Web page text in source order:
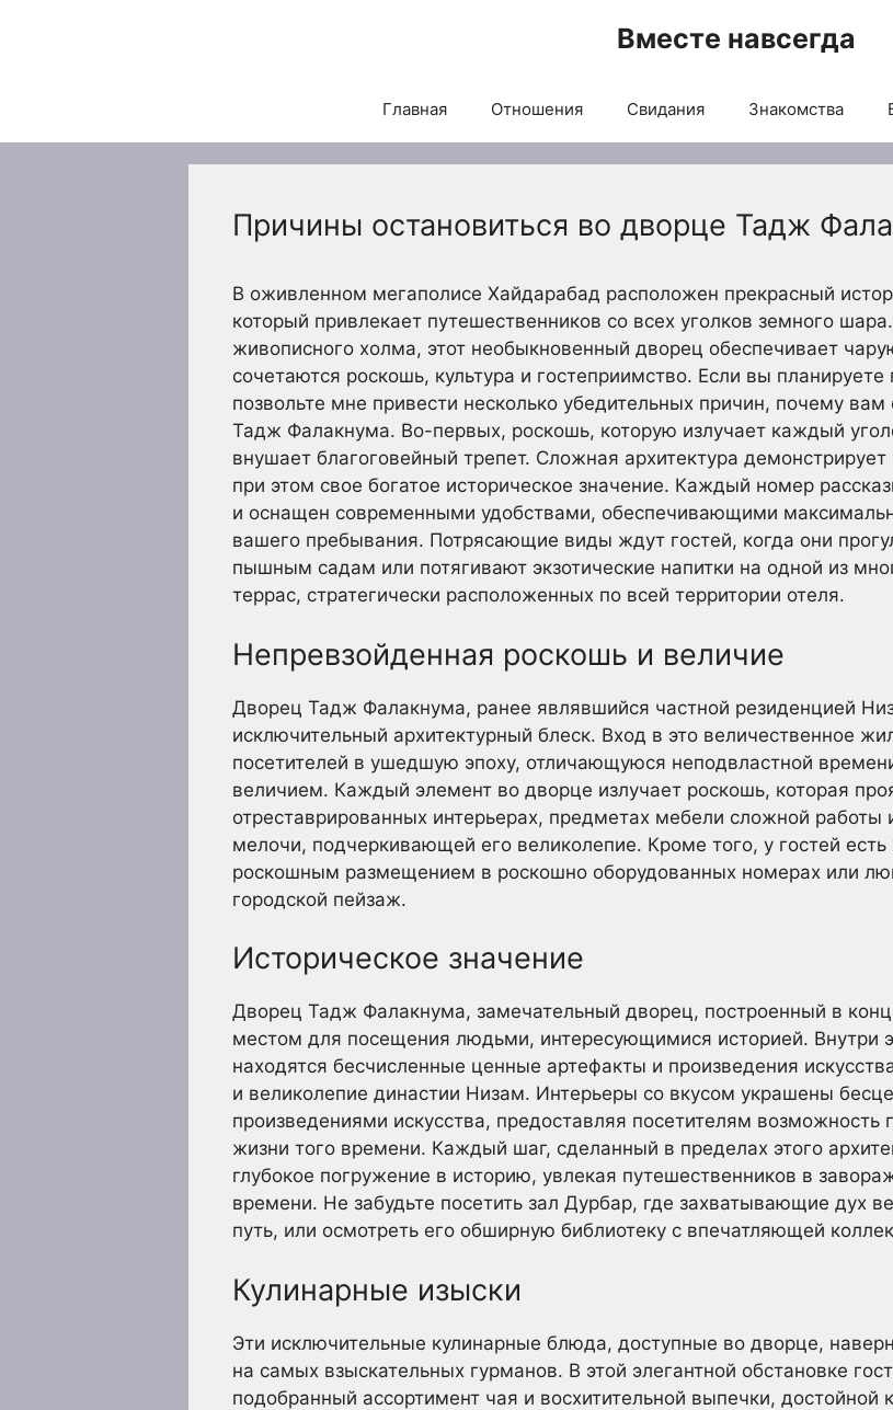
Вместе навсегда
Главная Отношения Свидания Знакомства
Причины остановиться во дворце Тадж
В оживленном мегаполисе Хайдарабад расположен прекрасный
который привлекает путешественников со всех уголков земного
живописного холма, этот необыкновенный дворец обеспечивает
сочетаются роскошь, культура и гостеприимство. Если вы
позвольте мне привести несколько убедительных причин, почему
Тадж Фалакнума. Во-первых, роскошь, которую излучает каждый
внушает благоговейный трепет. Сложная архитектура
при этом свое богатое историческое значение. Каждый номер
и оснащен современными удобствами, обеспечивающими
вашего пребывания. Потрясающие виды ждут гостей, когда они
пышным садам или потягивают экзотические напитки на одной из
террас, стратегически расположенных по всей территории отеля.
Непревзойденная роскошь и величие
Дворец Тадж Фалакнума, ранее являвшийся частной резиденцией
исключительный архитектурный блеск. Вход в это величественное
посетителей в ушедшую эпоху, отличающуюся неподвластной
величием. Каждый элемент во дворце излучает роскошь, которая
отреставрированных интерьерах, предметах мебели сложной
мелочи, подчеркивающей его великолепие. Кроме того, у гостей
роскошным размещением в роскошно оборудованных номерах или
городской пейзаж.
Историческое значение
Дворец Тадж Фалакнума, замечательный дворец, построенный в
местом для посещения людьми, интересующимися историей. Внутри
находятся бесчисленные ценные артефакты и произведения
и великолепие династии Низам. Интерьеры со вкусом украшены
произведениями искусства, предоставляя посетителям возможность
жизни того времени. Каждый шаг, сделанный в пределах этого
глубокое погружение в историю, увлекая путешественников в
времени. Не забудьте посетить зал Дурбар, где захватывающие дух
путь, или осмотреть его обширную библиотеку с впечатляющей
Кулинарные изыски
Эти исключительные кулинарные блюда, доступные во дворце,
на самых взыскательных гурманов. В этой элегантной обстановке
подобранный ассортимент чая и восхитительной выпечки, достойной